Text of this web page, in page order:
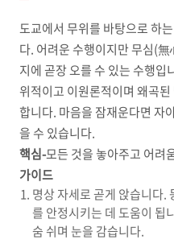
도교에서 무위를 바탕으로 하
다. 어려운 수행이지만 무심(
지에 곧장 오를 수 있는 수행입
위적이고 이원론적이며 왜곡
합니다. 마음을 잠재운다면 자
을 수 있습니다.
핵심-모든 것을 놓아주고 어려
가이드
명상 자세로 곧게 앉습니다.
를 안정시키는 데 도움이 됩
숨 쉬며 눈을 감습니다.